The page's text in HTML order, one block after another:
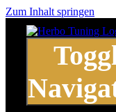
Zum Inhalt springen